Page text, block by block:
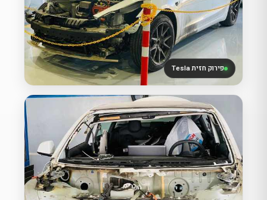
פירוק חזית Tesla